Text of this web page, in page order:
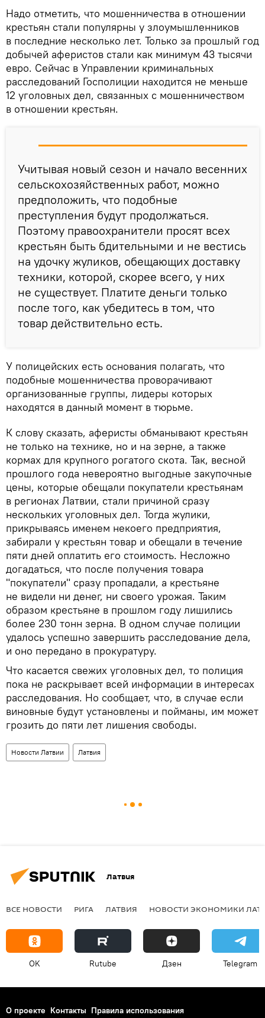
Надо отметить, что мошенничества в отношении
крестьян стали популярны у злоумышленников
в последние несколько лет. Только за прошлый год
добычей аферистов стали как минимум 43 тысячи
евро. Сейчас в Управлении криминальных
расследований Госполиции находится не меньше
12 уголовных дел, связанных с мошенничеством
в отношении крестьян.
Учитывая новый сезон и начало весенних
сельскохозяйственных работ, можно
предположить, что подобные
преступления будут продолжаться.
Поэтому правоохранители просят всех
крестьян быть бдительными и не вестись
на удочку жуликов, обещающих доставку
техники, которой, скорее всего, у них
не существует. Платите деньги только
после того, как убедитесь в том, что
товар действительно есть.
У полицейских есть основания полагать, что
подобные мошенничества проворачивают
организованные группы, лидеры которых
находятся в данный момент в тюрьме.
К слову сказать, аферисты обманывают крестьян
не только на технике, но и на зерне, а также
кормах для крупного рогатого скота. Так, весной
прошлого года невероятно выгодные закупочные
цены, которые обещали покупатели крестьянам
в регионах Латвии, стали причиной сразу
нескольких уголовных дел. Тогда жулики,
прикрываясь именем некоего предприятия,
забирали у крестьян товар и обещали в течение
пяти дней оплатить его стоимость. Несложно
догадаться, что после получения товара
"покупатели" сразу пропадали, а крестьяне
не видели ни денег, ни своего урожая. Таким
образом крестьяне в прошлом году лишились
более 230 тонн зерна. В одном случае полиции
удалось успешно завершить расследование дела,
и оно передано в прокуратуру.
Что касается свежих уголовных дел, то полиция
пока не раскрывает всей информации в интересах
расследования. Но сообщает, что, в случае если
виновные будут установлены и пойманы, им может
грозить до пяти лет лишения свободы.
Новости Латвии Латвия
Латвия
ВСЕ НОВОСТИ РИГА ЛАТВИЯ НОВОСТИ ЭКОНОМИКИ
OK Rutube Дзен Telegram
О проекте Контакты Правила использования